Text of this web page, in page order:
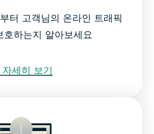
터 고객님의 온라인 트래픽
호하는지 알아보세요
자세히 보기